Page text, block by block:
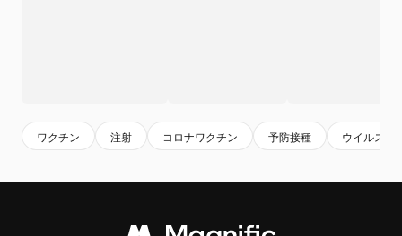
ワクチン 注射 コロナワクチン 予防接種 ウイルス